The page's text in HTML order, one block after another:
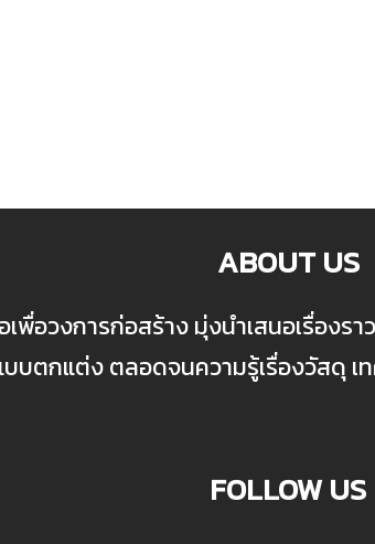
ABOUT US
เพื่อวงการก่อสร้าง มุ่งนำเสนอเรื่อ
บตกแต่ง ตลอดจนความรู้เรื่องวัสดุ เ
FOLLOW US